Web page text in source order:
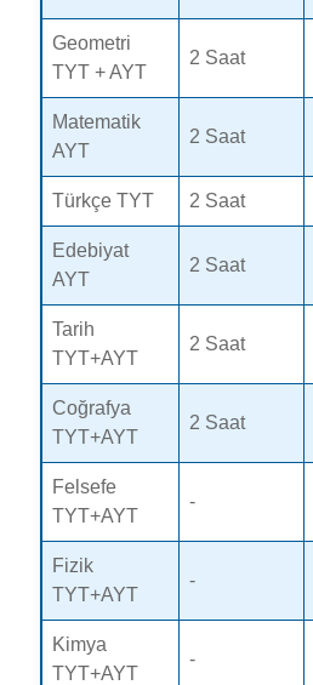
Geometri
TYT + AYT
2 Saat
Matematik
AYT
2 Saat
Türkçe TYT 2 Saat
Edebiyat
AYT
2 Saat
Tarih
TYT+AYT
2 Saat
Coğrafya
TYT+AYT
2 Saat
Felsefe
TYT+AYT
-
Fizik
TYT+AYT
-
Kimya
TYT+AYT
-